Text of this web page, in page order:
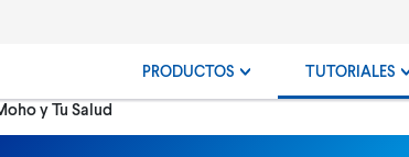
PRODUCTOS TUTORIALES
y Tu Salud